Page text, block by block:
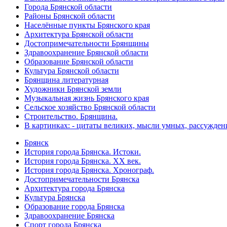
Города Брянской области
Районы Брянской области
Населённые пункты Брянского края
Архитектура Брянской области
Достопримечательности Брянщины
Здравоохранение Брянской области
Образование Брянской области
Культура Брянской области
Брянщина литературная
Художники Брянской земли
Музыкальная жизнь Брянского края
Сельское хозяйство Брянской области
Строительство. Брянщина.
В картинках: - цитаты великих, мысли умных,
Брянск
История города Брянска. Истоки.
История города Брянска. XX век.
История города Брянска. Хронограф.
Достопримечательности Брянска
Архитектура города Брянска
Культура Брянска
Образование города Брянска
Здравоохранение Брянска
Спорт города Брянска